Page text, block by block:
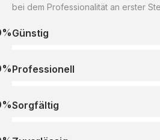
bei dem Professionalität an erster
Günstig
Professionell
Sorgfältig